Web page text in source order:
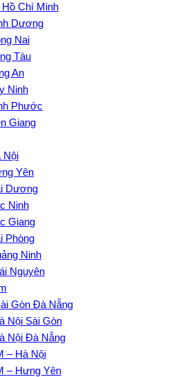
Chí Minh
Dương
Nai
Tàu
An
Ninh
Phước
Giang
Nội
Yên
Dương
Ninh
Giang
Phòng
Ninh
Nguyên
Gòn Đà Nẵng
Nội Sài Gòn
Nội Đà Nẵng
– Hà Nội
– Hưng Yên